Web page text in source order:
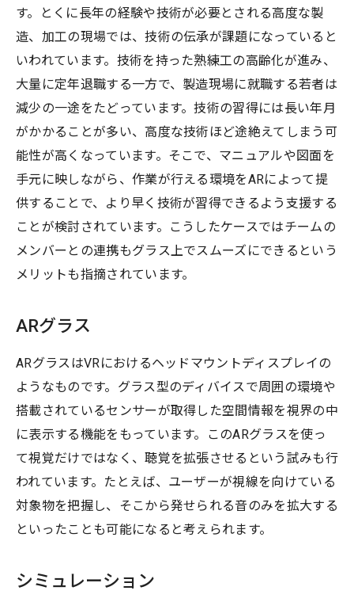
す。とくに長年の経験や技術が必要とされる高度な製
造、加工の現場では、技術の伝承が課題になっていると
いわれています。技術を持った熟練工の高齢化が進み、
大量に定年退職する一方で、製造現場に就職する若者は
減少の一途をたどっています。技術の習得には長い年月
がかかることが多い、高度な技術ほど途絶えてしまう可
能性が高くなっています。そこで、マニュアルや図面を
手元に映しながら、作業が行える環境をARによって提
供することで、より早く技術が習得できるよう支援する
ことが検討されています。こうしたケースではチームの
メンバーとの連携もグラス上でスムーズにできるという
メリットも指摘されています。
ARグラス
ARグラスはVRにおけるヘッドマウントディスプレイの
ようなものです。グラス型のディバイスで周囲の環境や
搭載されているセンサーが取得した空間情報を視界の中
に表示する機能をもっています。このARグラスを使っ
て視覚だけではなく、聴覚を拡張させるという試みも行
われています。たとえば、ユーザーが視線を向けている
対象物を把握し、そこから発せられる音のみを拡大する
といったことも可能になると考えられます。
シミュレーション